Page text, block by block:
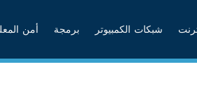
شبكات الكمبيوتر برمجة أمن